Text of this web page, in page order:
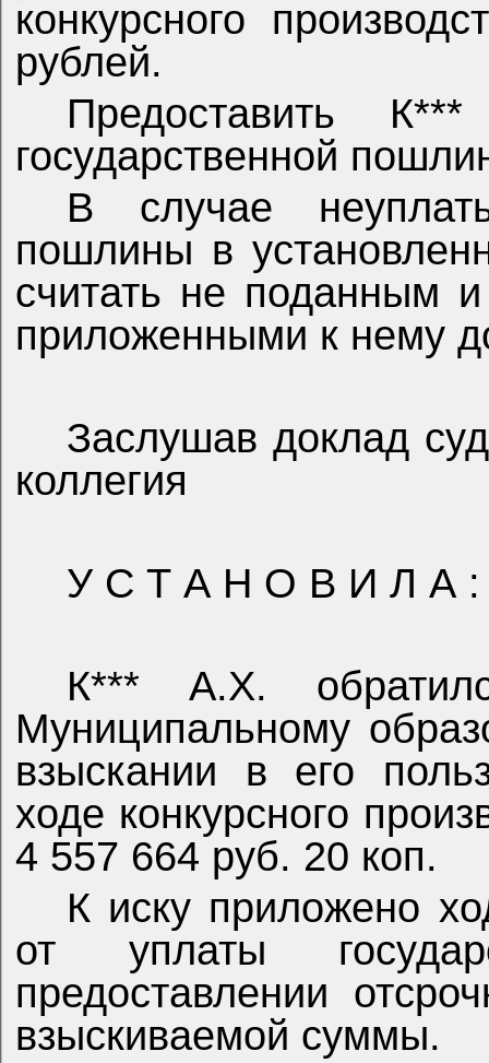
конкурсного
рублей.
Предоставить
государственной
В случае
пошлины в
считать не поданным
приложенными к нему
Заслушав доклад
коллегия
У С Т А Н О В И Л А :
К*** А.Х.
Муниципальному
взыскании в его
ходе конкурсного
4 557 664 руб. 20 коп.
К иску приложено
от уплаты
предоставлении
взыскиваемой суммы.